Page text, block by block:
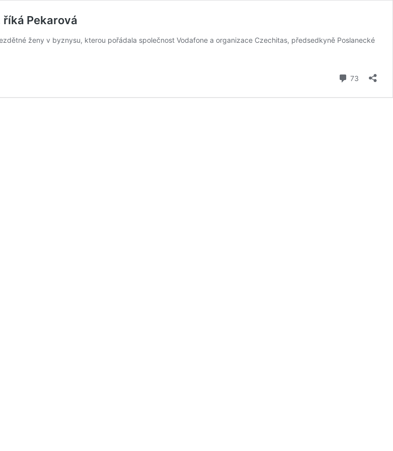
Pekarová
ženy v byznysu, kterou pořádala společnost Vodafone a organizace Czechitas, předsedkyně Poslanecké
73 komentářů